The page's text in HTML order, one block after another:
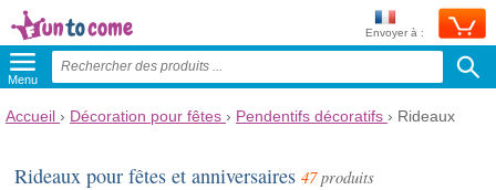
Envoyer à :
Menu
Accueil › Décoration pour fêtes › Pendentifs décoratifs › Rideaux
Rideaux pour fêtes et anniversaires47produits